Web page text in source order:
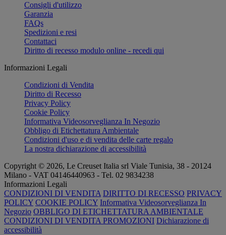
Consigli d'utilizzo
Garanzia
FAQs
Spedizioni e resi
Contattaci
Diritto di recesso modulo online - recedi qui
Informazioni Legali
Condizioni di Vendita
Diritto di Recesso
Privacy Policy
Cookie Policy
Informativa Videosorveglianza In Negozio
Obbligo di Etichettatura Ambientale
Condizioni d'uso e di vendita delle carte regalo
La nostra dichiarazione di accessibilità
Copyright © 2026, Le Creuset Italia srl ​​Viale Tunisia, 38 - 20124
Milano - VAT 04146440963 - Tel. 02 9834238
Informazioni Legali
CONDIZIONI DI VENDITA DIRITTO DI RECESSO PRIVACY
POLICY COOKIE POLICY Informativa Videosorveglianza In
Negozio OBBLIGO DI ETICHETTATURA AMBIENTALE
CONDIZIONI DI VENDITA PROMOZIONI Dichiarazione di
accessibilità